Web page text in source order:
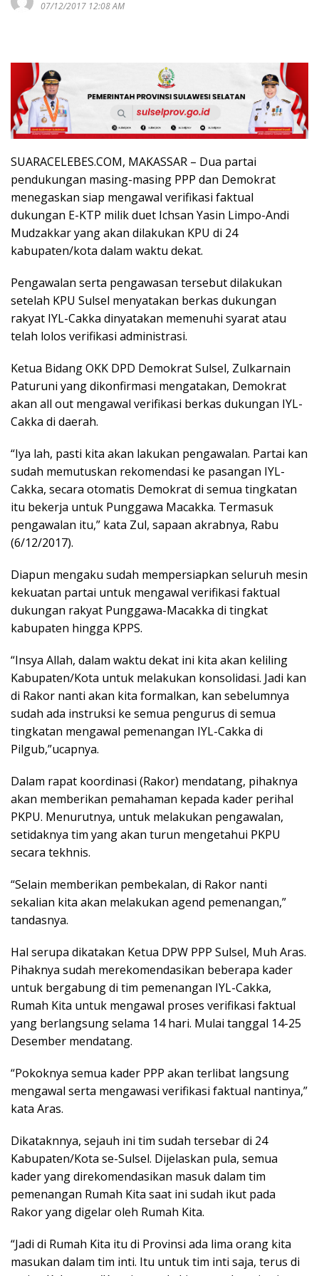
07/12/2017 12:08 AM
SUARACELEBES.COM, MAKASSAR – Dua partai
pendukungan masing-masing PPP dan Demokrat
menegaskan siap mengawal verifikasi faktual
dukungan E-KTP milik duet Ichsan Yasin Limpo-Andi
Mudzakkar yang akan dilakukan KPU di 24
kabupaten/kota dalam waktu dekat.
Pengawalan serta pengawasan tersebut dilakukan
setelah KPU Sulsel menyatakan berkas dukungan
rakyat IYL-Cakka dinyatakan memenuhi syarat atau
telah lolos verifikasi administrasi.
Ketua Bidang OKK DPD Demokrat Sulsel, Zulkarnain
Paturuni yang dikonfirmasi mengatakan, Demokrat
akan all out mengawal verifikasi berkas dukungan IYL-
Cakka di daerah.
“Iya lah, pasti kita akan lakukan pengawalan. Partai kan
sudah memutuskan rekomendasi ke pasangan IYL-
Cakka, secara otomatis Demokrat di semua tingkatan
itu bekerja untuk Punggawa Macakka. Termasuk
pengawalan itu,” kata Zul, sapaan akrabnya, Rabu
(6/12/2017).
Diapun mengaku sudah mempersiapkan seluruh mesin
kekuatan partai untuk mengawal verifikasi faktual
dukungan rakyat Punggawa-Macakka di tingkat
kabupaten hingga KPPS.
“Insya Allah, dalam waktu dekat ini kita akan keliling
Kabupaten/Kota untuk melakukan konsolidasi. Jadi kan
di Rakor nanti akan kita formalkan, kan sebelumnya
sudah ada instruksi ke semua pengurus di semua
tingkatan mengawal pemenangan IYL-Cakka di
Pilgub,”ucapnya.
Dalam rapat koordinasi (Rakor) mendatang, pihaknya
akan memberikan pemahaman kepada kader perihal
PKPU. Menurutnya, untuk melakukan pengawalan,
setidaknya tim yang akan turun mengetahui PKPU
secara tekhnis.
“Selain memberikan pembekalan, di Rakor nanti
sekalian kita akan melakukan agend pemenangan,”
tandasnya.
Hal serupa dikatakan Ketua DPW PPP Sulsel, Muh Aras.
Pihaknya sudah merekomendasikan beberapa kader
untuk bergabung di tim pemenangan IYL-Cakka,
Rumah Kita untuk mengawal proses verifikasi faktual
yang berlangsung selama 14 hari. Mulai tanggal 14-25
Desember mendatang.
“Pokoknya semua kader PPP akan terlibat langsung
mengawal serta mengawasi verifikasi faktual nantinya,”
kata Aras.
Dikataknnya, sejauh ini tim sudah tersebar di 24
Kabupaten/Kota se-Sulsel. Dijelaskan pula, semua
kader yang direkomendasikan masuk dalam tim
pemenangan Rumah Kita saat ini sudah ikut pada
Rakor yang digelar oleh Rumah Kita.
“Jadi di Rumah Kita itu di Provinsi ada lima orang kita
masukan dalam tim inti. Itu untuk tim inti saja, terus di